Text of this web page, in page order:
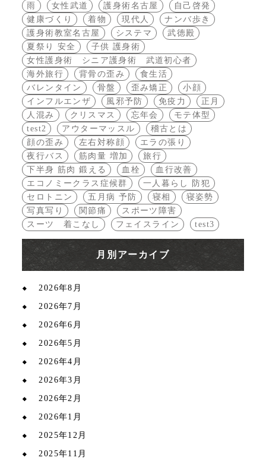
雨
女性武道 護身術名古屋
自己啓発
健康づくり
着物 現代人
ナンバ歩き
護身術教室名古屋
システマ
武徳殿
夏祭り 安全
子供 護身術
女性護身術 シニア護身術 武道初心者
海外旅行
背骨の歪み
食生活
バレンタイン
骨盤 歪み矯正
小顔
インフルエンザ
風邪予防 免疫力
正月
人混み
クリスマス 忘年会
モテ体型
test2
アウターマッスル
稽古とは
顔の歪み
左右対称顔
エラの張り
夜行バス
筋肉量 増加
旅行
下半身 筋肉 鍛える
血栓
血行改善
エコノミークラス症候群
一人暮らし 防犯
セロトニン
五月病 予防 寝相
寝姿勢
写真写り
関節痛
スポーツ障害
スーツ 着こなし
フェイスライン test3
月別アーカイブ
2026年8月
2026年7月
2026年6月
2026年5月
2026年4月
2026年3月
2026年2月
2026年1月
2025年12月
2025年11月